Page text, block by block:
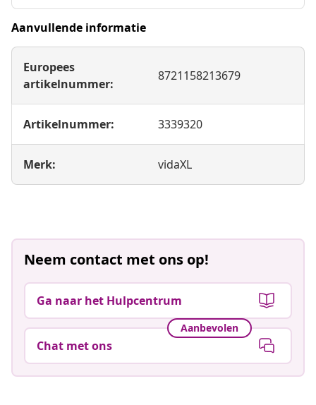
Aanvullende informatie
Europees
artikelnummer:
8721158213679
Artikelnummer: 3339320
Merk: vidaXL
Neem contact met ons op!
Ga naar het Hulpcentrum
Aanbevolen
Chat met ons